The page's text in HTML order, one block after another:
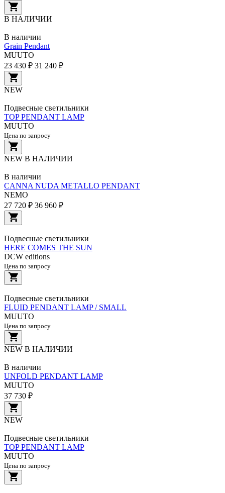
В НАЛИЧИИ
В наличии
Grain Pendant
MUUTO
23 430 ₽ 31 240 ₽
NEW
Подвесные светильники
TOP PENDANT LAMP
MUUTO
Цена по запросу
NEW В НАЛИЧИИ
В наличии
CANNA NUDA METALLO PENDANT
NEMO
27 720 ₽ 36 960 ₽
Подвесные светильники
HERE COMES THE SUN
DCW editions
Цена по запросу
Подвесные светильники
FLUID PENDANT LAMP / SMALL
MUUTO
Цена по запросу
NEW В НАЛИЧИИ
В наличии
UNFOLD PENDANT LAMP
MUUTO
37 730 ₽
NEW
Подвесные светильники
TOP PENDANT LAMP
MUUTO
Цена по запросу